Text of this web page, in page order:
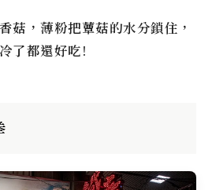
菇，薄粉把蕈菇的水分鎖住，
了都還好吃!